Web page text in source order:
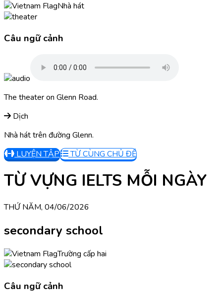
Nhà hát
Câu ngữ cảnh
The theater on Glenn Road.
Dịch
Nhà hát trên đường Glenn.
LUYỆN TẬP
TỪ CÙNG CHỦ ĐỀ
TỪ VỰNG IELTS MỖI NGÀY
THỨ NĂM, 04/06/2026
secondary school
Trường cấp hai
Câu ngữ cảnh